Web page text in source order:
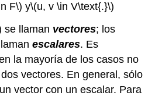
F\) y\(u, v \in V\text{.}\)
se llaman vectores; los
escalares. Es
la mayoría de los casos no
vectores. En general, sólo
vector con un escalar. Para